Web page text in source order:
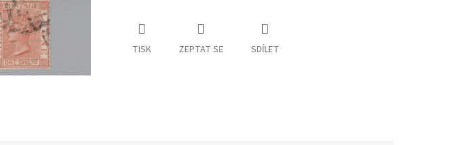
TISK ZEPTAT SE SDÍLET